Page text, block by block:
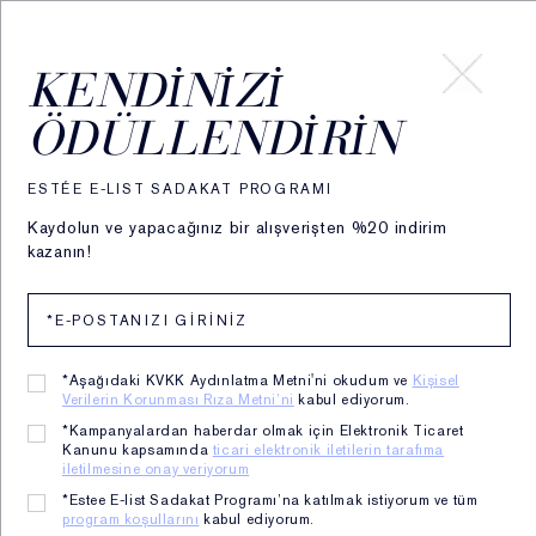
Pleasures Intense Kadın
KENDINIZI
ÖDÜLLENDIRIN
ESTÉE E-LIST SADAKAT PROGRAMI
Kaydolun ve yapacağınız bir alışverişten %20 indirim
kazanın!
*Aşağıdaki KVKK Aydınlatma Metni'ni okudum ve Kişisel
Verilerin Korunması Rıza Metni’ni kabul ediyorum.
*Kampanyalardan haberdar olmak için Elektronik Ticaret
Kanunu kapsamında ticari elektronik iletilerin tarafıma
iletilmesine onay veriyorum
*Estee E-list Sadakat Programı’na katılmak istiyorum ve tüm
program koşullarını kabul ediyorum.